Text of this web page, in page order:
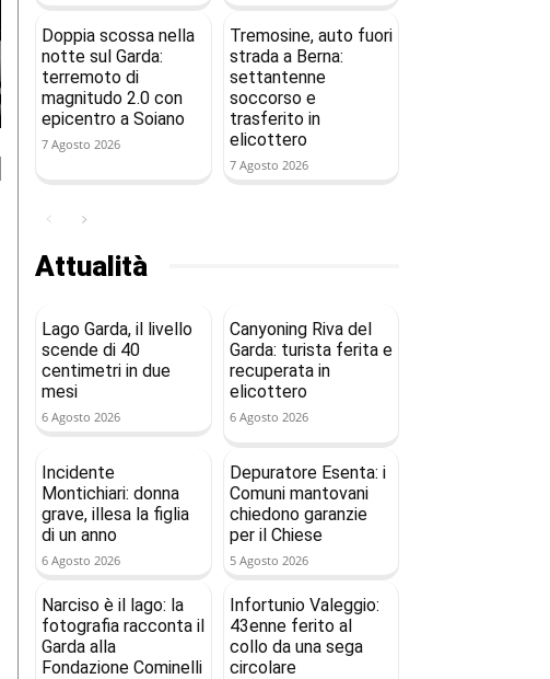
Doppia scossa nella
notte sul Garda:
terremoto di
magnitudo 2.0 con
epicentro a Soiano
7 Agosto 2026
Tremosine, auto fuori
strada a Berna:
settantenne
soccorso e
trasferito in
elicottero
7 Agosto 2026
Attualità
Lago Garda, il livello
scende di 40
centimetri in due
mesi
6 Agosto 2026
Canyoning Riva del
Garda: turista ferita e
recuperata in
elicottero
6 Agosto 2026
Incidente
Montichiari: donna
grave, illesa la figlia
di un anno
6 Agosto 2026
Depuratore Esenta: i
Comuni mantovani
chiedono garanzie
per il Chiese
5 Agosto 2026
Narciso è il lago: la
fotografia racconta il
Garda alla
Fondazione Cominelli
Infortunio Valeggio:
43enne ferito al
collo da una sega
circolare